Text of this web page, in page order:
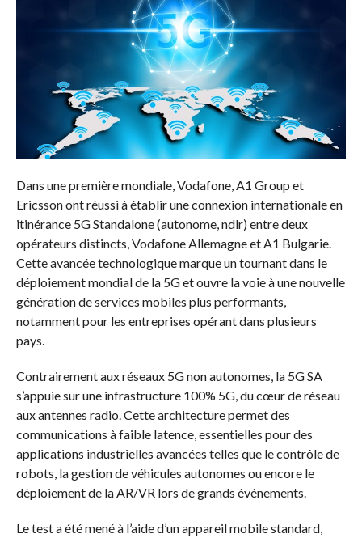
Dans une première mondiale, Vodafone, A1 Group et
Ericsson ont réussi à établir une connexion internationale en
itinérance 5G Standalone (autonome, ndlr) entre deux
opérateurs distincts, Vodafone Allemagne et A1 Bulgarie.
Cette avancée technologique marque un tournant dans le
déploiement mondial de la 5G et ouvre la voie à une nouvelle
génération de services mobiles plus performants,
notamment pour les entreprises opérant dans plusieurs
pays.
Contrairement aux réseaux 5G non autonomes, la 5G SA
s’appuie sur une infrastructure 100% 5G, du cœur de réseau
aux antennes radio. Cette architecture permet des
communications à faible latence, essentielles pour des
applications industrielles avancées telles que le contrôle de
robots, la gestion de véhicules autonomes ou encore le
déploiement de la AR/VR lors de grands événements.
Le test a été mené à l’aide d’un appareil mobile standard,